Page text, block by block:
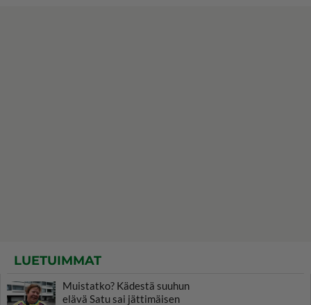
LUETUIMMAT
Muistatko? Kädestä suuhun
elävä Satu sai jättimäisen